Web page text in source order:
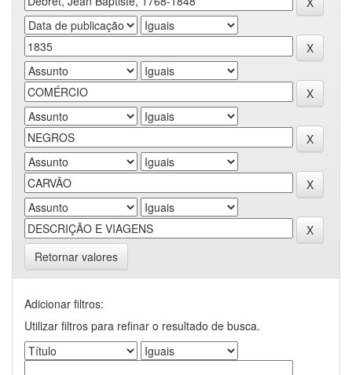
Retornar valores
Adicionar filtros:
Utilizar filtros para refinar o resultado de busca.